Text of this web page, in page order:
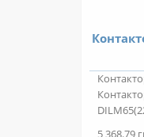
5 368.79